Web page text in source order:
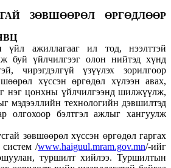
ЗӨВШӨӨРӨЛ ӨРГӨДЛӨӨР
үйл ажиллагааг ил тод, нээлттэй
буй үйлчилгээг олон нийтэд хүнд
чирэгдэлгүй үзүүлэх зорилгоор
хүссэн өргөдөл хүлээн авах,
нэг цонхны үйлчилгээнд шилжүүлж,
мэдээллийн технологийн дэвшилтэд
олгохоор бэлтгэл ажлыг хангуулж
зөвшөөрөл хүссэн өргөдөл гаргах
/www.haiguul.mram.gov.mn/-ийг
туршилт хийлээ. Туршилтын